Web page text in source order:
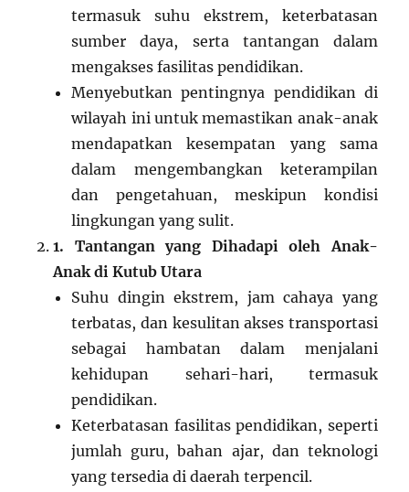
termasuk suhu ekstrem, keterbatasan
sumber daya, serta tantangan dalam
mengakses fasilitas pendidikan.
Menyebutkan pentingnya pendidikan di
wilayah ini untuk memastikan anak-anak
mendapatkan kesempatan yang sama
dalam mengembangkan keterampilan
dan pengetahuan, meskipun kondisi
lingkungan yang sulit.
1. Tantangan yang Dihadapi oleh Anak-
Anak di Kutub Utara
Suhu dingin ekstrem, jam cahaya yang
terbatas, dan kesulitan akses transportasi
sebagai hambatan dalam menjalani
kehidupan sehari-hari, termasuk
pendidikan.
Keterbatasan fasilitas pendidikan, seperti
jumlah guru, bahan ajar, dan teknologi
yang tersedia di daerah terpencil.